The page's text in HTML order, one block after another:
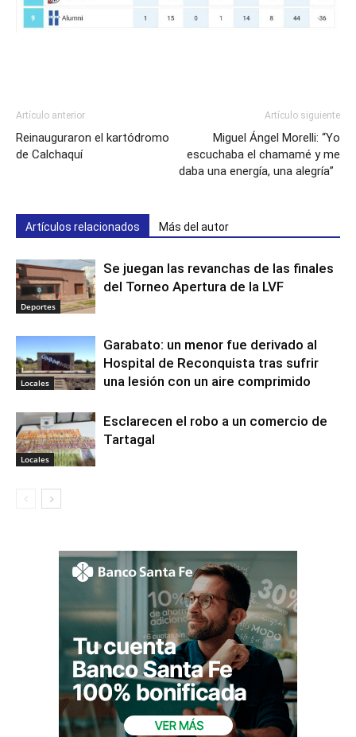
Artículo anterior
Reinauguraron el kartódromo
de Calchaquí
Artículo siguiente
Miguel Ángel Morelli: “Yo
escuchaba el chamamé y me
daba una energía, una alegría”
Artículos relacionados Más del autor
Deportes
Se juegan las revanchas de las finales
del Torneo Apertura de la LVF
Locales
Garabato: un menor fue derivado al
Hospital de Reconquista tras sufrir
una lesión con un aire comprimido
Locales
Esclarecen el robo a un comercio de
Tartagal